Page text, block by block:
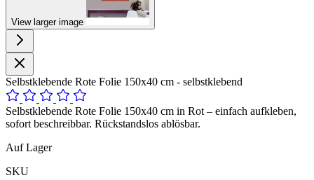
View larger image
Selbstklebende Rote Folie 150x40 cm - selbstklebend
Selbstklebende Rote Folie 150x40 cm in Rot – einfach aufkleben,
sofort beschreibbar. Rückstandslos ablösbar.
Auf Lager
SKU